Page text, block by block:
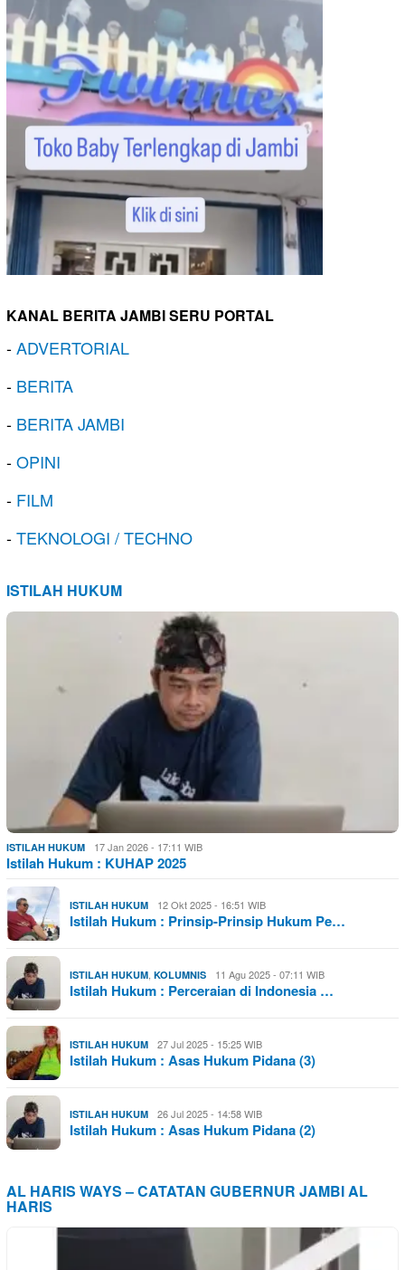
KANAL BERITA JAMBI SERU PORTAL
-ADVERTORIAL
- BERITA
- BERITA JAMBI
-OPINI
- FILM
-TEKNOLOGI / TECHNO
ISTILAH HUKUM
ISTILAH HUKUM 17 Jan 2026 - 17:11 WIB
Istilah Hukum : KUHAP 2025
ISTILAH HUKUM 12 Okt 2025 - 16:51 WIB
Istilah Hukum : Prinsip-Prinsip Hukum Pe…
ISTILAH HUKUM, KOLUMNIS 11 Agu 2025 - 07:11 WIB
Istilah Hukum : Perceraian di Indonesia …
ISTILAH HUKUM 27 Jul 2025 - 15:25 WIB
Istilah Hukum : Asas Hukum Pidana (3)
ISTILAH HUKUM 26 Jul 2025 - 14:58 WIB
Istilah Hukum : Asas Hukum Pidana (2)
AL HARIS WAYS – CATATAN GUBERNUR JAMBI AL
HARIS